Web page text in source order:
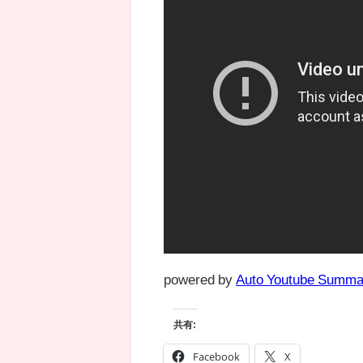
powered by Auto Youtube
共有:
Facebook X